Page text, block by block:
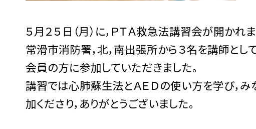
５月２５日（月）に，ＰＴＡ救急法講習会が開かれま
常滑市消防署，北，南出張所から３名を講師とし
会員の方に参加していただきました。
講習では心肺蘇生法とＡＥＤの使い方を学び，
加くださり，ありがとうございました。